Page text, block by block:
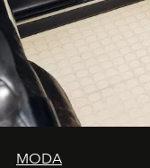
MODA